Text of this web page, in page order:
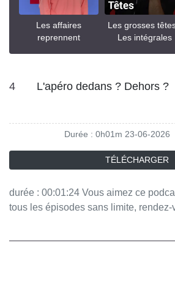
Les affaires
reprennent
Les grosses
Les intégrales
4 L'apéro dedans ? Dehors ?
Durée : 0h01m 23-06-2026
TÉLÉCHARGER
durée : 00:01:24 Vous aimez ce podcast ? Pour écouter
tous les épisodes sans limite,